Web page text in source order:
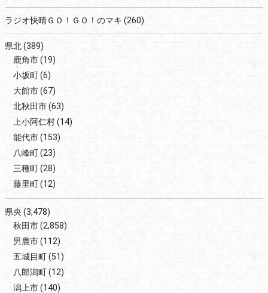
ラジオ快晴ＧＯ！ＧＯ！のマキ (260)
県北(389)
鹿角市(19)
小坂町(6)
大館市(67)
北秋田市(63)
上小阿仁村(14)
能代市(153)
八峰町(23)
三種町(28)
藤里町(12)
県央(3,478)
秋田市(2,858)
男鹿市(112)
五城目町(51)
八郎潟町(12)
潟上市(140)